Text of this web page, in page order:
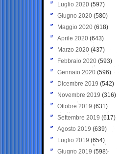
Luglio 2020 (597)
Giugno 2020 (580)
Maggio 2020 (618)
Aprile 2020 (643)
Marzo 2020 (437)
Febbraio 2020 (593)
Gennaio 2020 (596)
Dicembre 2019 (542)
Novembre 2019 (316)
Ottobre 2019 (631)
Settembre 2019 (617)
Agosto 2019 (639)
Luglio 2019 (654)
Giugno 2019 (598)